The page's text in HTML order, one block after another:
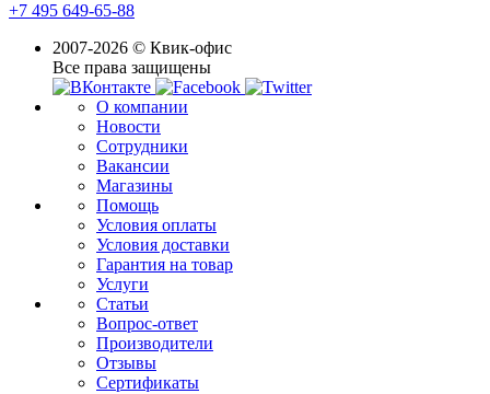
+7 495 649-65-88
2007-2026 © Квик-офис
Все права защищены
О компании
Новости
Сотрудники
Вакансии
Магазины
Помощь
Условия оплаты
Условия доставки
Гарантия на товар
Услуги
Статьи
Вопрос-ответ
Производители
Отзывы
Сертификаты